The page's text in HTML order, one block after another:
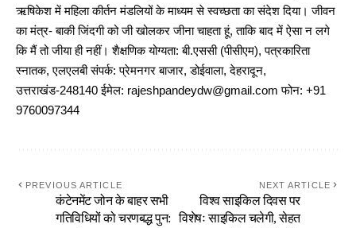
ऋषिकेश में महिला कीर्तन मंडलियों के माध्यम से स्वच्छता का संदेश दिया। जीवन
का मंत्र- बाकी जिंदगी को जी खोलकर जीना चाहता हूं, ताकि बाद में ऐसा न लगे
कि मैं तो जीया ही नहीं। शैक्षणिक योग्यता: बी.एससी (पीसीएम), पत्रकारिता
स्नातक, एलएलबी संपर्क: प्रेमनगर बाजार, डोईवाला, देहरादून,
उत्तराखंड-248140 ईमेल: rajeshpandeydw@gmail.com फोन: +91
9760097344
PREVIOUS ARTICLE
कंटेनमेंट जोन के बाहर सभी
गतिविधियों को चरणबद्ध पुन:
NEXT ARTICLE
विश्व साइकिल दिवस पर
विशेषः साइकिल चलेगी, सेहत